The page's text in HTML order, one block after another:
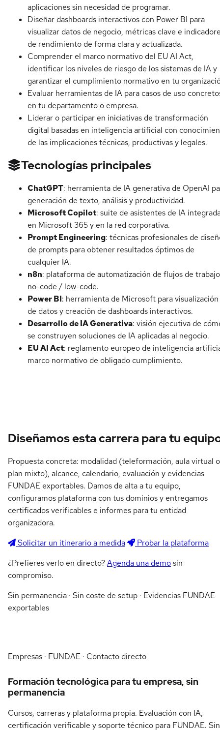
aplicaciones sin necesidad de programar.
Diseñar dashboards interactivos con Power BI para
visualizar datos de negocio, métricas clave e
de rendimiento de forma clara y actualizada.
Comprender el marco normativo del EU AI Act,
identificar los niveles de riesgo de los sistemas de IA y
garantizar el cumplimiento normativo en tu
Evaluar herramientas de IA para casos de uso
en tu departamento o empresa.
Liderar o participar en iniciativas de transformación
digital basadas en inteligencia artificial con
de las implicaciones técnicas, productivas y legales.
Tecnologías principales
ChatGPT: herramienta de IA generativa de OpenAI
generación de texto, análisis y productividad.
Microsoft Copilot: suite de asistentes de IA
en Microsoft 365 y en la red corporativa.
Prompt Engineering: técnicas profesionales de
de prompts para obtener resultados óptimos de
cualquier IA.
n8n: plataforma de automatización de flujos de trabajo
no-code / low-code.
Power BI: herramienta de Microsoft para visualización
de datos y creación de dashboards interactivos.
Desarrollo de IA Generativa: visión ejecutiva de
se construyen soluciones de IA aplicadas al negocio.
EU AI Act: reglamento europeo de inteligencia
marco normativo de obligado cumplimiento.
Diseñamos esta carrera para tu
Propuesta concreta: modalidad (teleformación, aula virtual o
plan mixto), alcance, calendario, evaluación y evidencias
FUNDAE exportables. Damos de alta a tu equipo,
configuramos plataforma con tus dominios y entregamos
certificados verificables e informes para tu entidad
organizadora.
Solicitar un itinerario a medida
Probar la plataforma
¿Prefieres verlo en directo?Agenda una demosin
compromiso.
Sin permanencia · Sin coste de setup · Evidencias FUNDAE
exportables
Empresas · FUNDAE · Contacto directo
Formación tecnológica para tu empresa, sin
permanencia
Cursos, carreras y plataforma propia. Evaluación con IA,
certificación verificable y soporte técnico para FUNDAE. Sin